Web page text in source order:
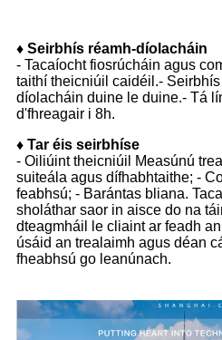
♦ Seirbhís réamh-díolacháin
- Tacaíocht fiosrúcháin agus
taithí theicniúil caidéil.-
díolacháin duine le duine.- Tá
d'fhreagair i 8h.
♦ Tar éis seirbhíse
- Oiliúint theicniúil Measúnú
suiteála agus dífhabhtaithe; -
feabhsú; - Barántas bliana.
sholáthar saor in aisce do na
dteagmháil le cliaint ar feadh
úsáid an trealaimh agus déan
fheabhsú go leanúnach.